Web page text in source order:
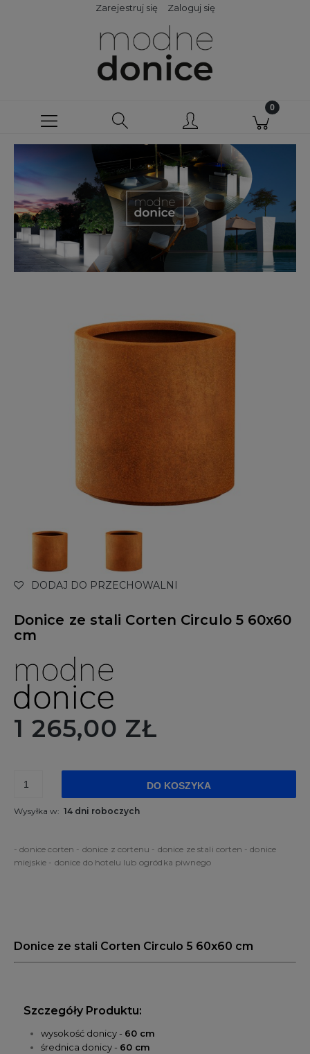
Zarejestruj się Zaloguj się
DODAJ DO PRZECHOWALNI
Donice ze stali Corten Circulo 5 60x60
cm
1 265,00 ZŁ
DO KOSZYKA
Wysyłka w: 14 dni roboczych
- donice corten - donice z cortenu - donice ze stali corten - donice
miejskie - donice do hotelu lub ogródka piwnego
Donice ze stali Corten Circulo 5 60x60 cm
Szczegóły Produktu:
wysokość donicy - 60 cm
średnica donicy - 60 cm